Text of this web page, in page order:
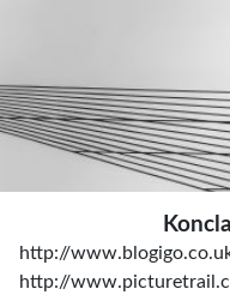
http://
http://